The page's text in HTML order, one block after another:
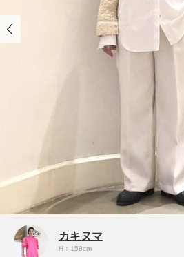
カキヌマ
H：158cm